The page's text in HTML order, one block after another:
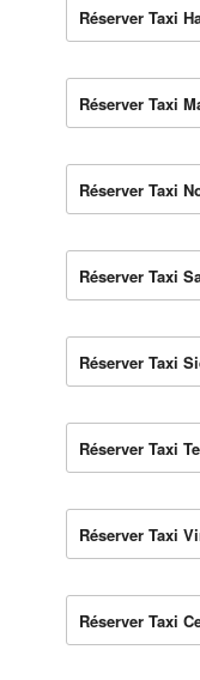
Réserver Taxi
Réserver Taxi
Réserver Taxi
Réserver Taxi
Réserver Taxi
Réserver Taxi
Réserver Taxi
Réserver Taxi